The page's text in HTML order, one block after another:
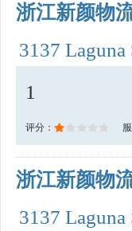
浙江新颜物
3137 Laguna
1
评分：
浙江新颜物
3137 Laguna